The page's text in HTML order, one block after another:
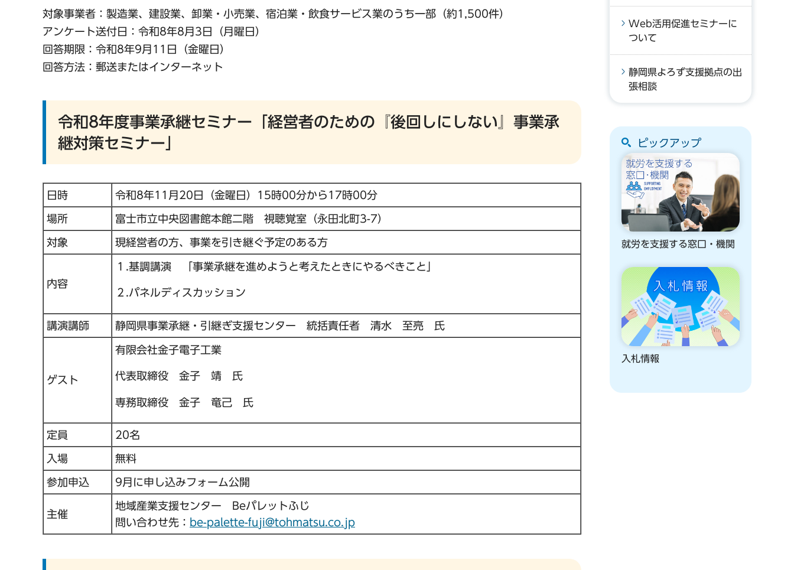
対象事業者：製造業、建設業、卸業・小売業、宿泊業・飲食サービス業のうち一部（約1,500件）
アンケート送付日：令和8年8月3日（月曜日）
回答期限：令和8年9月11日（金曜日）
回答方法：郵送またはインターネット
令和8年度事業承継セミナー「経営者のための『後回しにしない』事業承
継対策セミナー」
日時 令和8年11月20日（金曜日）15時00分から17時00分
場所 富士市立中央図書館本館二階 視聴覚室（永田北町3-7）
対象 現経営者の方、事業を引き継ぐ予定のある方
内容
１.基調講演 「事業承継を進めようと考えたときにやるべきこと」
２.パネルディスカッション
講演講師 静岡県事業承継・引継ぎ支援センター 統括責任者 清水 至亮 氏
ゲスト
有限会社金子電子工業
代表取締役 金子 靖 氏
専務取締役 金子 竜己 氏
定員 20名
入場 無料
参加申込 9月に申し込みフォーム公開
主催
地域産業支援センター Beパレットふじ
問い合わせ先： be-palette-fuji@tohmatsu.co.jp
Web活用促進セミナーに
ついて
静岡県よろず支援拠点の出
張相談
ピックアップ
就労を支援する窓口・機関
入札情報